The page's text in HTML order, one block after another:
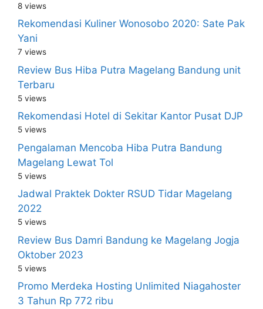
8 views
Rekomendasi Kuliner Wonosobo 2020: Sate Pak
Yani
7 views
Review Bus Hiba Putra Magelang Bandung unit
Terbaru
5 views
Rekomendasi Hotel di Sekitar Kantor Pusat DJP
5 views
Pengalaman Mencoba Hiba Putra Bandung
Magelang Lewat Tol
5 views
Jadwal Praktek Dokter RSUD Tidar Magelang
2022
5 views
Review Bus Damri Bandung ke Magelang Jogja
Oktober 2023
5 views
Promo Merdeka Hosting Unlimited Niagahoster
3 Tahun Rp 772 ribu